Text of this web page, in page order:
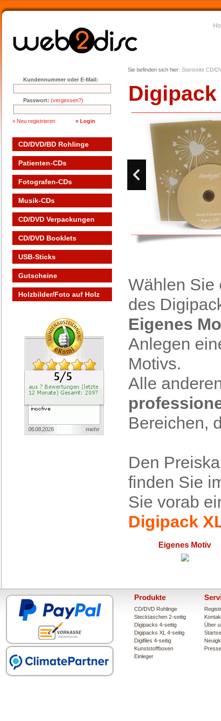
Sie befinden sich hier: Startseite CD/
Kundennummer oder E-Mail:
Passwort: (vergessen?)
» Neu registrieren
CD/DVD/BD Rohlinge
Patienten-CDs
Fotografen-CDs
Musik-CDs
CD/DVD Verpackungen
CD/DVD Booklets
USB-Sticks
Gutscheine
Holzbilder/Foto auf Holz
Wählen Sie
des
Eigenes
Anlegen
Motivs.
Alle
Bereichen,
Den
finden Sie
Sie vorab
Digipack
Eigenes Motiv
Produkte
CD/DVD Rohlinge
Stecktaschen 2-seitig
Digipacks 4-seitig
Digipacks XL 4-seitig
Digifiles 4-seitig
Kunststoffboxen
Einleger
Über